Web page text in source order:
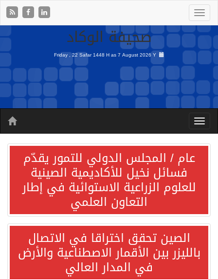
صحيفة الوكاد
Friday , 22 Safar 1448 H as7 August 2026 Y
عام / المجلس الدولي للتمور يقدّم
فسائل نخيل للأكاديمية الصينية
للعلوم الزراعية الاستوائية في إطار
التعاون العلمي
الصين تحقق اختراقا في الاتصال
بالليزر بين الأقمار الاصطناعية والأرض
في المدار العالي